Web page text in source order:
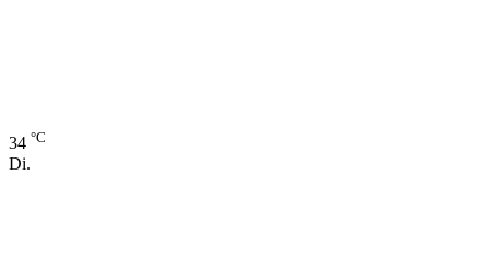
34 °C
Di.